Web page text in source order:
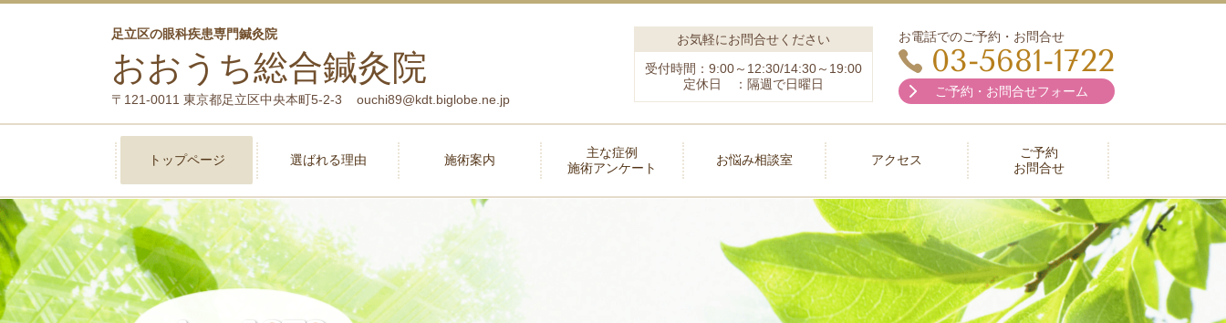
足立区の眼科疾患専門鍼灸院
おおうち総合鍼灸院
〒121-0011 東京都足立区中央本町5-2-3 ouchi89@kdt.biglobe.ne.jp
お気軽にお問合せください
受付時間：9:00～12:30/14:30～19:00
定休日 ：隔週で日曜日
お電話でのご予約・お問合せ
03-5681-1722
ご予約・お問合せフォーム
トップページ 選ばれる理由 施術案内
主な症例
施術アンケート
お悩み相談室 アクセス
ご予約
お問合せ